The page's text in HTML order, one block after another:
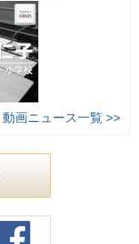
動画ニュース一覧 >>